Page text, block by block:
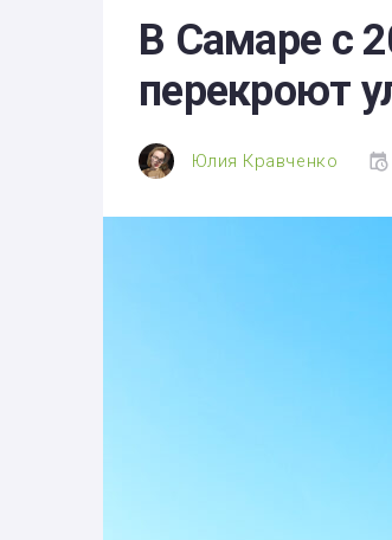
Экономика
Технологии
Политика
В Самаре с
перекроют
Юлия Кравченко